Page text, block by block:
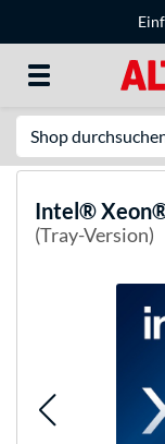
Intel®
(Tray-Version)